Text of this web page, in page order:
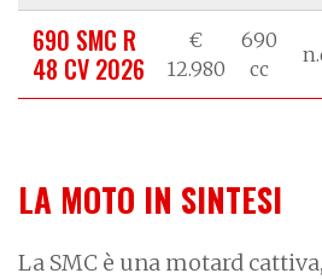
690 SMC R
48 CV 2026
€
12.980
690
cc
LA MOTO IN SINTESI
La SMC è una motard